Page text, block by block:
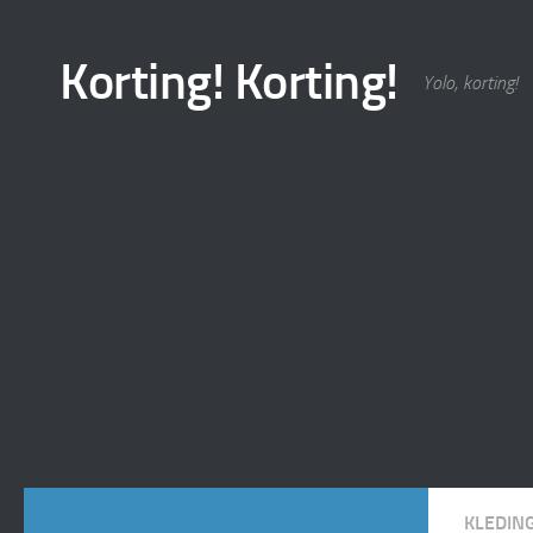
Korting! Korting! Yolo, korting!